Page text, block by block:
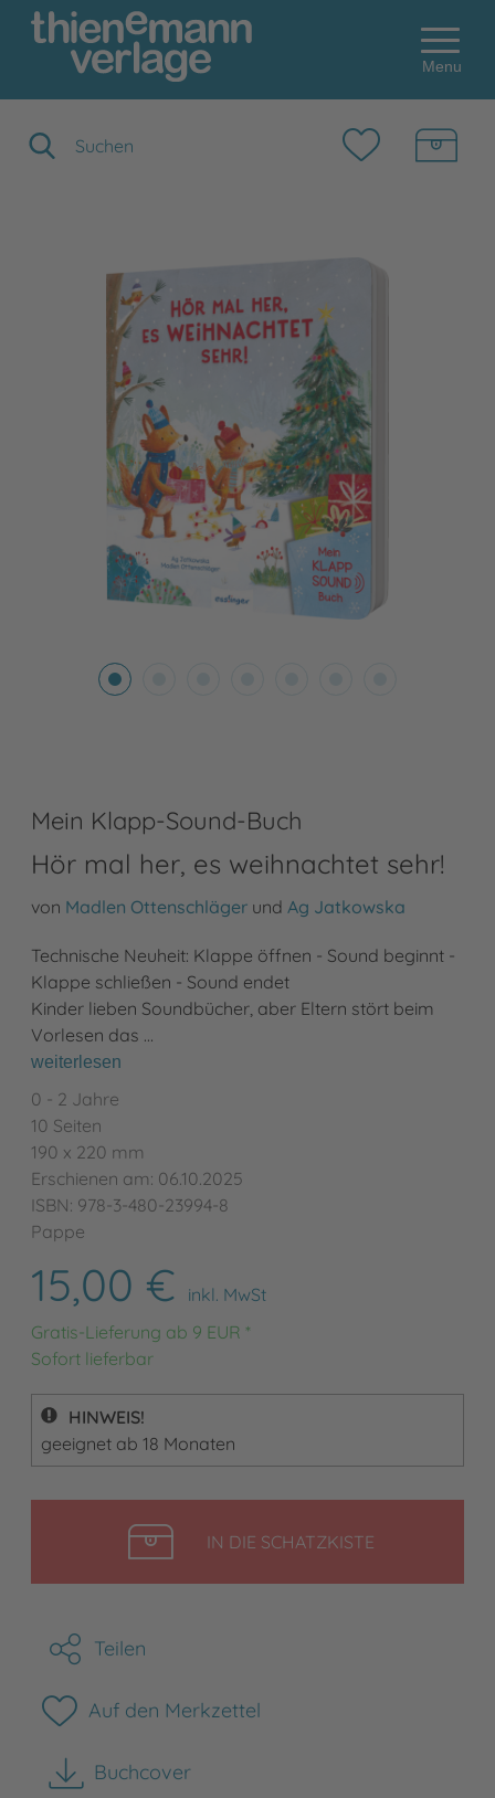
Menu
Mein Klapp-Sound-Buch
Hör mal her, es weihnachtet sehr!
von Madlen Ottenschläger und Ag Jatkowska
Technische Neuheit: Klappe öffnen - Sound beginnt -
Klappe schließen - Sound endet
Kinder lieben Soundbücher, aber Eltern stört beim
Vorlesen das …
weiterlesen
0 - 2 Jahre
10 Seiten
190 x 220 mm
Erschienen am: 06.10.2025
ISBN: 978-3-480-23994-8
Pappe
15,00 €
inkl. MwSt
Gratis-Lieferung ab 9 EUR *
Sofort lieferbar
HINWEIS!
geeignet ab 18 Monaten
IN DIE SCHATZKISTELEGEN
Teilen
Auf den Merkzettel
Buchcover
herunterladen